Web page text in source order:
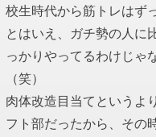
校生時代から筋トレはず
とはいえ、ガチ勢の人に
っかりやってるわけじゃ
（笑）
肉体改造目当てというよ
フト部だったから、その